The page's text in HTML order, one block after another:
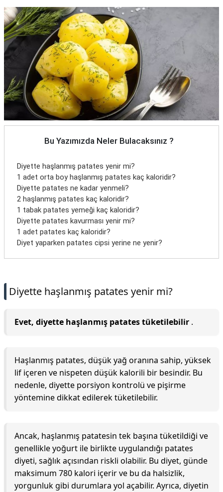
Bu Yazımızda Neler Bulacaksınız ?
Diyette haşlanmış patates yenir mi?
1 adet orta boy haşlanmış patates kaç kaloridir?
Diyette patates ne kadar yenmeli?
2 haşlanmış patates kaç kaloridir?
1 tabak patates yemeği kaç kaloridir?
Diyette patates kavurması yenir mi?
1 adet patates kaç kaloridir?
Diyet yaparken patates cipsi yerine ne yenir?
Diyette haşlanmış patates yenir mi?
Evet, diyette haşlanmış patates tüketilebilir .
Haşlanmış patates, düşük yağ oranına sahip, yüksek
lif içeren ve nispeten düşük kalorili bir besindir. Bu
nedenle, diyette porsiyon kontrolü ve pişirme
yöntemine dikkat edilerek tüketilebilir.
Ancak, haşlanmış patatesin tek başına tüketildiği ve
genellikle yoğurt ile birlikte uygulandığı patates
diyeti, sağlık açısından riskli olabilir. Bu diyet, günde
maksimum 780 kalori içerir ve bu da halsizlik,
yorgunluk gibi durumlara yol açabilir. Ayrıca, diyetin